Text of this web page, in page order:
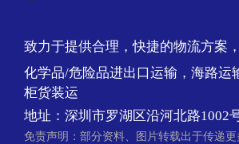
致力于提供合理，快捷的物流
化学品/危险品进出口运输，海路
柜货装运
地址：深圳市罗湖区沿河北路1002
免责声明：部分资料、图片转载出于传递